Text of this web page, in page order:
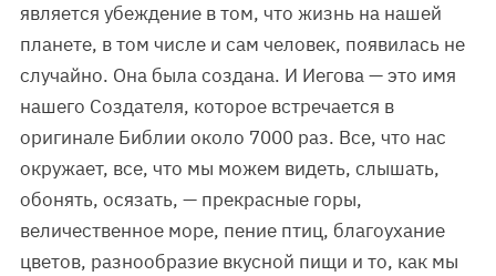
является убеждение в том, что жизнь на нашей
планете, в том числе и сам человек, появилась не
случайно. Она была создана. И Иегова — это имя
нашего Создателя, которое встречается в
оригинале Библии около 7000 раз. Все, что нас
окружает, все, что мы можем видеть, слышать,
обонять, осязать, — прекрасные горы,
величественное море, пение птиц, благоухание
цветов, разнообразие вкусной пищи и то, как мы